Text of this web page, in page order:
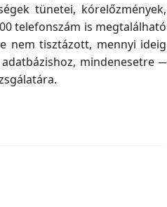
tünetei, kórelőzmények,
telefonszám is megtalálható
nem tisztázott, mennyi ideig
mindenesetre ─